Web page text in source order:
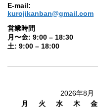
E-mail:
kurojikanban@gmail.com
営業時間
月〜金: 9:00 – 18:30
土: 9:00 – 18:00
2026年8月
月
火 水 木 金